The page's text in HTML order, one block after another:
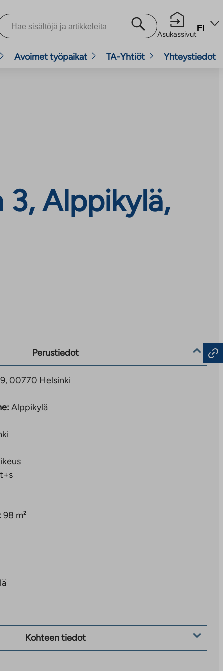
Asukassivut
FI
Avoimet työpaikat TA-Yhtiöt Yhteystiedot
3, Alppikylä,
Perustiedot
00770 Helsinki
Alppikylä
98 m²
Kohteen tiedot